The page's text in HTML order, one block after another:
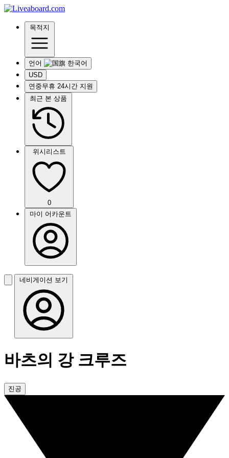
목적지
언어
USD
연중무휴 24시간 지원
최근 본 상품
위시리스트
0
마이 어카운트
네비게이션 보기
바츠의 강 크루즈
진공